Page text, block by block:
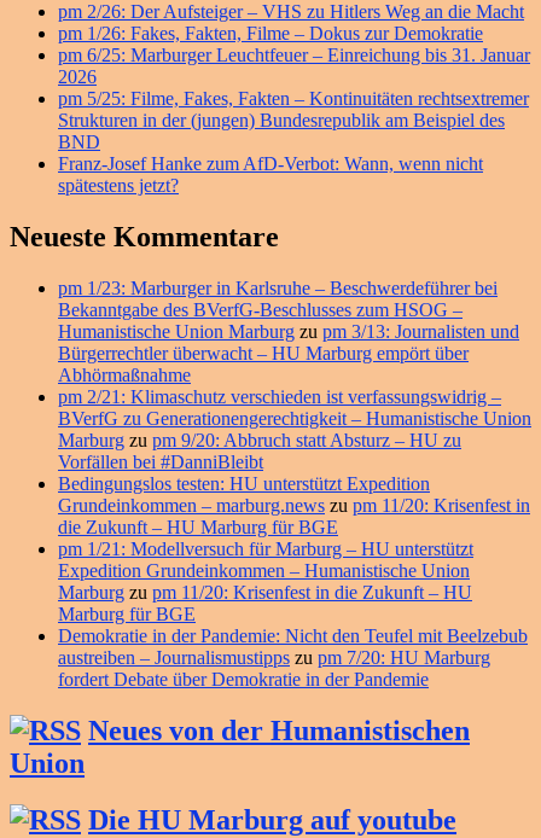
Widget-
Bereich
pm 2/26: Der Aufsteiger – VHS zu Hitlers Weg an die Macht
pm 1/26: Fakes, Fakten, Filme – Dokus zur Demokratie
pm 6/25: Marburger Leuchtfeuer – Einreichung bis 31. Januar
2026
pm 5/25: Filme, Fakes, Fakten – Kontinuitäten rechtsextremer
Strukturen in der (jungen) Bundesrepublik am Beispiel des
BND
Franz-Josef Hanke zum AfD-Verbot: Wann, wenn nicht
spätestens jetzt?
Neueste Kommentare
pm 1/23: Marburger in Karlsruhe – Beschwerdeführer bei
Bekanntgabe des BVerfG-Beschlusses zum HSOG –
Humanistische Union Marburg zu pm 3/13: Journalisten und
Bürgerrechtler überwacht – HU Marburg empört über
Abhörmaßnahme
pm 2/21: Klimaschutz verschieden ist verfassungswidrig –
BVerfG zu Generationengerechtigkeit – Humanistische Union
Marburg zu pm 9/20: Abbruch statt Absturz – HU zu
Vorfällen bei #DanniBleibt
Bedingungslos testen: HU unterstützt Expedition
Grundeinkommen – marburg.news zu pm 11/20: Krisenfest in
die Zukunft – HU Marburg für BGE
pm 1/21: Modellversuch für Marburg – HU unterstützt
Expedition Grundeinkommen – Humanistische Union
Marburg zu pm 11/20: Krisenfest in die Zukunft – HU
Marburg für BGE
Demokratie in der Pandemie: Nicht den Teufel mit Beelzebub
austreiben – Journalismustipps zu pm 7/20: HU Marburg
fordert Debate über Demokratie in der Pandemie
Neues von der Humanistischen
Union
Die HU Marburg auf youtube